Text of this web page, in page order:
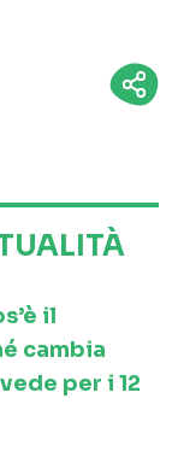
il
cambia
per i 12